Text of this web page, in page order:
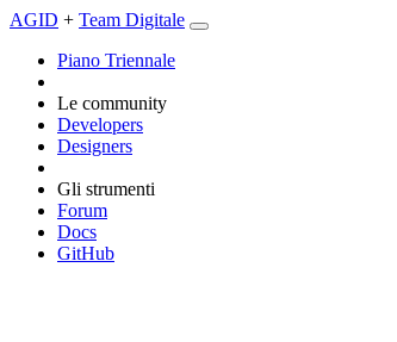
AGID + Team Digitale
Piano Triennale
Le community
Developers
Designers
Gli strumenti
Forum
Docs
GitHub